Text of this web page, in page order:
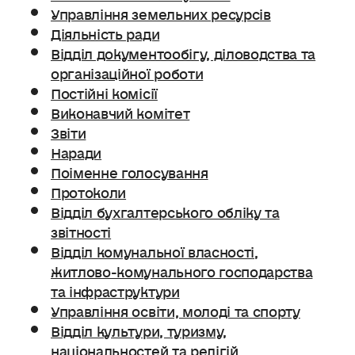
Управління земельних ресурсів
Діяльність ради
Відділ документообігу, діловодства та
організаційної роботи
Постійні комісії
Виконавчий комітет
Звіти
Наради
Поіменне голосування
Протоколи
Відділ бухгалтерського обліку та
звітності
Відділ комунальної власності,
житлово-комунального господарства
та інфраструктури
Управління освіти, молоді та спорту
Відділ культури, туризму,
національностей та релігій